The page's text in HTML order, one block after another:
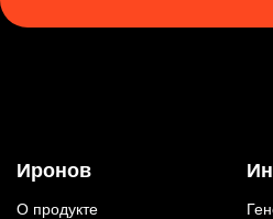
Иронов
О продукте